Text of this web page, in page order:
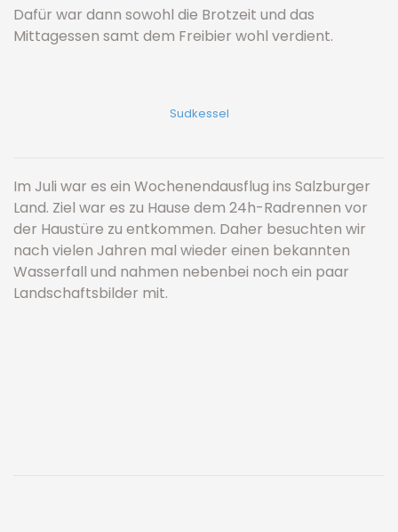
Dafür war dann sowohl die Brotzeit und das
Mittagessen samt dem Freibier wohl verdient.
Sudkessel
Im Juli war es ein Wochenendausflug ins Salzburger
Land. Ziel war es zu Hause dem 24h-Radrennen vor
der Haustüre zu entkommen. Daher besuchten wir
nach vielen Jahren mal wieder einen bekannten
Wasserfall und nahmen nebenbei noch ein paar
Landschaftsbilder mit.